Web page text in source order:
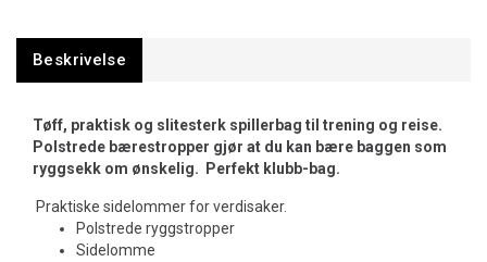
Beskrivelse
Tøff, praktisk og slitesterk spillerbag til trening og reise.
Polstrede bærestropper gjør at du kan bære baggen som
ryggsekk om ønskelig. Perfekt klubb-bag.
Praktiske sidelommer for verdisaker.
Polstrede ryggstropper
Sidelomme